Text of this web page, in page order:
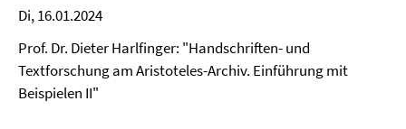
Di, 16.01.2024
Prof. Dr. Dieter Harlfinger: "Handschriften- und
Textforschung am Aristoteles-Archiv. Einführung mit
Beispielen II"